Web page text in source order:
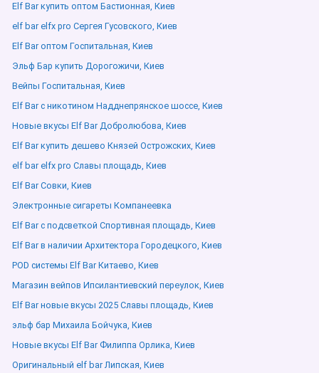
Elf Bar купить оптом Бастионная, Киев
elf bar elfx pro Сергея Гусовского, Киев
Elf Bar оптом Госпитальная, Киев
Эльф Бар купить Дорогожичи, Киев
Вейпы Госпитальная, Киев
Elf Bar с никотином Надднепрянское шоссе, Киев
Новые вкусы Elf Bar Добролюбова, Киев
Elf Bar купить дешево Князей Острожских, Киев
elf bar elfx pro Славы площадь, Киев
Elf Bar Совки, Киев
Электронные сигареты Компанеевка
Elf Bar с подсветкой Спортивная площадь, Киев
Elf Bar в наличии Архитектора Городецкого, Киев
POD системы Elf Bar Китаево, Киев
Магазин вейпов Ипсилантиевский переулок, Киев
Elf Bar новые вкусы 2025 Славы площадь, Киев
эльф бар Михаила Бойчука, Киев
Новые вкусы Elf Bar Филиппа Орлика, Киев
Оригинальный elf bar Липская, Киев